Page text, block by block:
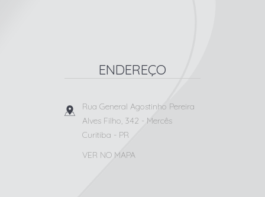
ENDEREÇO
Rua General Agostinho Pereira
Alves Filho, 342 - Mercês
Curitiba - PR
VER NO MAPA